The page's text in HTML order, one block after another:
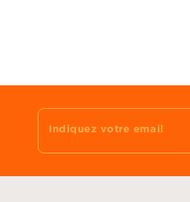
Indiquez votre email